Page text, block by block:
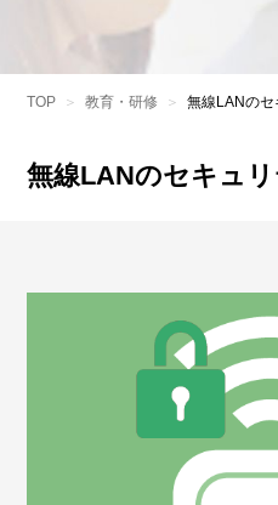
TOP 教育・研修 無線LANの
無線LANのセキュ